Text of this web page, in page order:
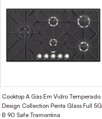
Cooktop A Gás Em Vidro Temperado
Design Collection Penta Glass Full 5G
B 90 Safe Tramontina